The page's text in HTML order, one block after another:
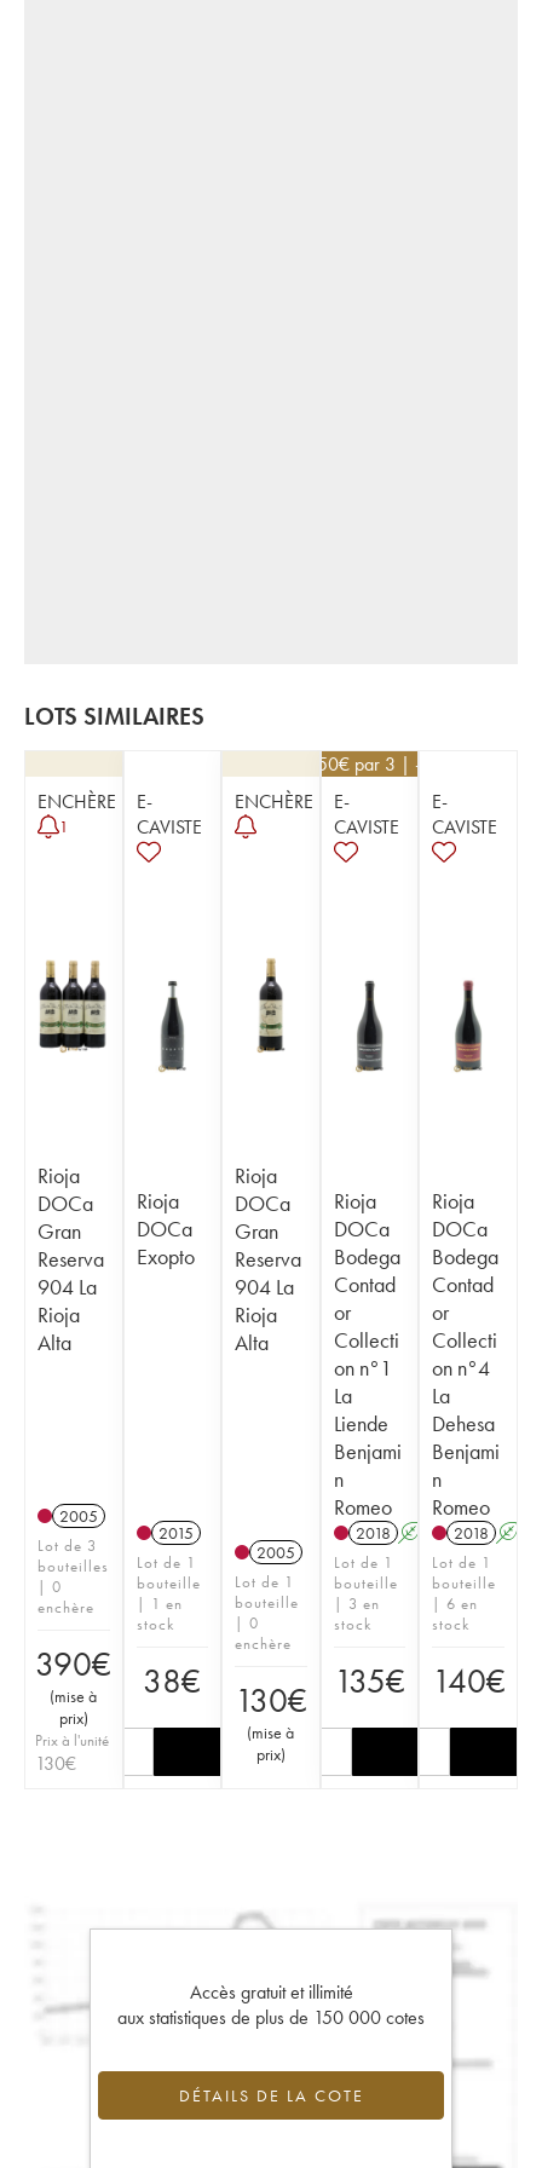
LOTS SIMILAIRES
ENCHÈRE
1
Rioja
DOCa
Gran
Reserva
904 La
Rioja
Alta
2005
Lot de 3
bouteilles
| 0
enchère
390€
(mise à
prix)
Prix à l'unité
130€
E-
CAVISTE
Rioja
DOCa
Exopto
2015
Lot de 1
bouteille
| 1 en
stock
38€
ENCHÈRE
Rioja
DOCa
Gran
Reserva
904 La
Rioja
Alta
2005
Lot de 1
bouteille
| 0
enchère
130€
(mise à
prix)
121,50€ par 3 | -10%
E-
CAVISTE
Rioja
DOCa
Bodega
Contad
or
Collecti
on n°1
La
Liende
Benjami
n
Romeo
2018 A
Lot de 1
bouteille
| 3 en
stock
135€
E-
CAVISTE
Rioja
DOCa
Bodega
Contad
or
Collecti
on n°4
La
Dehesa
Benjami
n
Romeo
2018 A
Lot de 1
bouteille
| 6 en
stock
140€
Accès gratuit et illimité
aux statistiques de plus de 150 000 cotes
DÉTAILS DE LA COTE